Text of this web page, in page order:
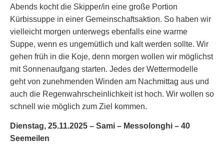
Abends kocht die Skipper/in eine große Portion
Kürbissuppe in einer Gemeinschaftsaktion. So haben wir
vielleicht morgen unterwegs ebenfalls eine warme
Suppe, wenn es ungemütlich und kalt werden sollte. Wir
gehen früh in die Koje, denn morgen wollen wir möglichst
mit Sonnenaufgang starten. Jedes der Wettermodelle
geht von zunehmenden Winden am Nachmittag aus und
auch die Regenwahrscheinlichkeit ist hoch. Wir wollen so
schnell wie möglich zum Ziel kommen.
Dienstag, 25.11.2025 – Sami – Messolonghi – 40
Seemeilen